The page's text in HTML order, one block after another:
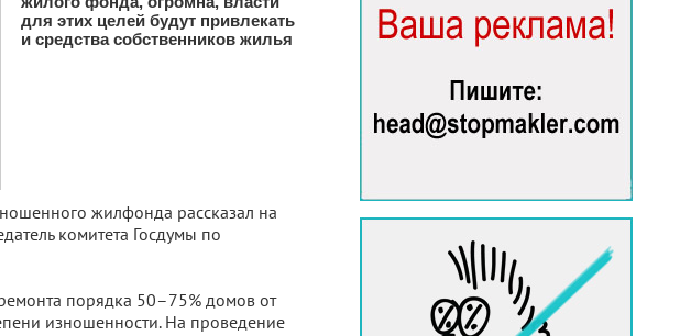
для этих целей будут привлекать
и средства собственников жилья
жилфонда рассказал на
комитета Госдумы по
порядка 50–75% домов от
изношенности. На проведение